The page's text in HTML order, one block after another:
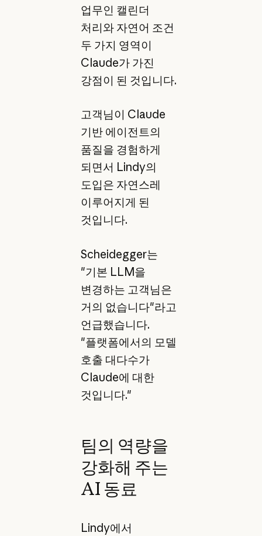
업무인 캘린더
처리와 자연어 조건
두 가지 영역이
Claude가 가진
강점이 된 것입니다.
고객님이 Claude
기반 에이전트의
품질을 경험하게
되면서 Lindy의
도입은 자연스레
이루어지게 된
것입니다.
Scheidegger는
"기본 LLM을
변경하는 고객님은
거의 없습니다"라고
언급했습니다.
"플랫폼에서의 모델
호출 대다수가
Claude에 대한
것입니다."
팀의 역량을
강화해 주는
AI 동료
Lindy에서